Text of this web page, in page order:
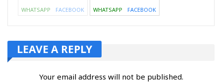
WHATSAPP
FACEBOOK
WHATSAPP
FACEBOOK
LEAVE A REPLY
Your email address will not be published.